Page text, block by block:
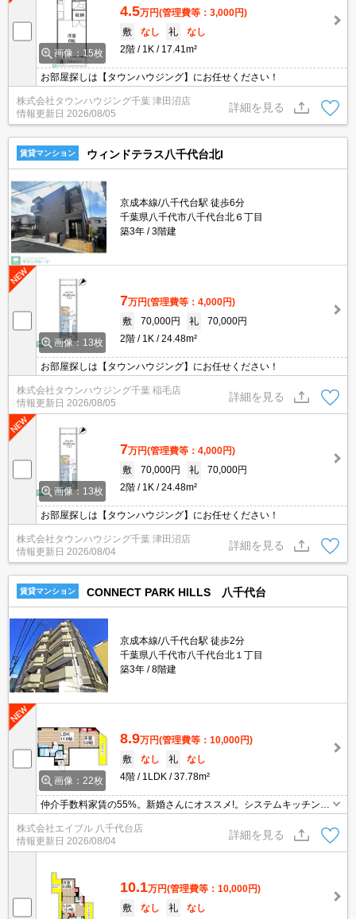
画像：15枚
4.5万円(管理費等：3,000円)
敷
なし 礼
なし
2階
1K 17.41m²
お部屋探しは【タウンハウジング】にお任せください！
株式会社タウンハウジング千葉 津田沼店
情報更新日 2026/08/05
詳細を見る
賃貸マンション ウィンドテラス八千代台北I
京成本線/八千代台駅 徒歩6分
千葉県八千代市八千代台北６丁目
築3年
3階建
画像：13枚
7万円(管理費等：4,000円)
敷
70,000円 礼
70,000円
2階
1K 24.48m²
お部屋探しは【タウンハウジング】にお任せください！
株式会社タウンハウジング千葉 稲毛店
情報更新日 2026/08/05
詳細を見る
画像：13枚
7万円(管理費等：4,000円)
敷
70,000円 礼
70,000円
2階
1K 24.48m²
お部屋探しは【タウンハウジング】にお任せください！
株式会社タウンハウジング千葉 津田沼店
情報更新日 2026/08/04
詳細を見る
賃貸マンション CONNECT PARK HILLS 八千代台
京成本線/八千代台駅 徒歩2分
千葉県八千代市八千代台北１丁目
築3年
8階建
画像：22枚
8.9万円(管理費等：10,000円)
敷
なし 礼
なし
4階
1LDK 37.78m²
仲介手数料家賃の55%。新婚さんにオススメ!。システムキッチン。
浴室乾燥機付。宅配ボックスあり。インターネット無料。経済的な
都市ガス使用。TVモニター付インターホン。フリーレント1ヶ月。
株式会社エイブル 八千代台店
情報更新日 2026/08/04
詳細を見る
10.1万円(管理費等：10,000円)
敷
なし 礼
なし